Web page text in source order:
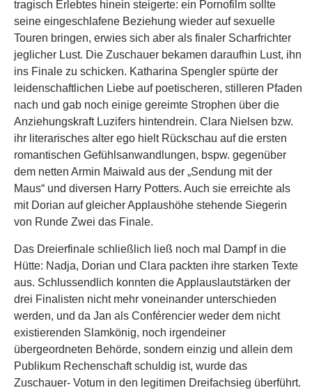
tragisch Erlebtes hinein steigerte: ein Pornofilm sollte
seine eingeschlafene Beziehung wieder auf sexuelle
Touren bringen, erwies sich aber als finaler Scharfrichter
jeglicher Lust. Die Zuschauer bekamen daraufhin Lust, ihn
ins Finale zu schicken. Katharina Spengler spürte der
leidenschaftlichen Liebe auf poetischeren, stilleren Pfaden
nach und gab noch einige gereimte Strophen über die
Anziehungskraft Luzifers hintendrein. Clara Nielsen bzw.
ihr literarisches alter ego hielt Rückschau auf die ersten
romantischen Gefühlsanwandlungen, bspw. gegenüber
dem netten Armin Maiwald aus der „Sendung mit der
Maus“ und diversen Harry Potters. Auch sie erreichte als
mit Dorian auf gleicher Applaushöhe stehende Siegerin
von Runde Zwei das Finale.
Das Dreierfinale schließlich ließ noch mal Dampf in die
Hütte: Nadja, Dorian und Clara packten ihre starken Texte
aus. Schlussendlich konnten die Applauslautstärken der
drei Finalisten nicht mehr voneinander unterschieden
werden, und da Jan als Conférencier weder dem nicht
existierenden Slamkönig, noch irgendeiner
übergeordneten Behörde, sondern einzig und allein dem
Publikum Rechenschaft schuldig ist, wurde das
Zuschauer- Votum in den legitimen Dreifachsieg überführt.